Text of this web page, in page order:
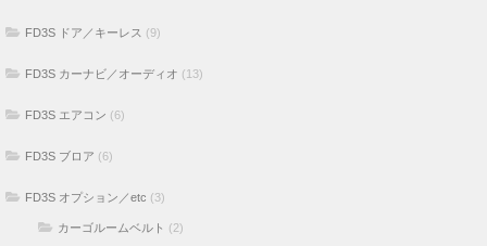
FD3S ドア／キーレス (9)
FD3S カーナビ／オーディオ (13)
FD3S エアコン (6)
FD3S ブロア (6)
FD3S オプション／etc (3)
カーゴルームベルト (2)